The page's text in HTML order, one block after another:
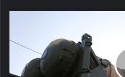
bir
nükleer
anlaşma